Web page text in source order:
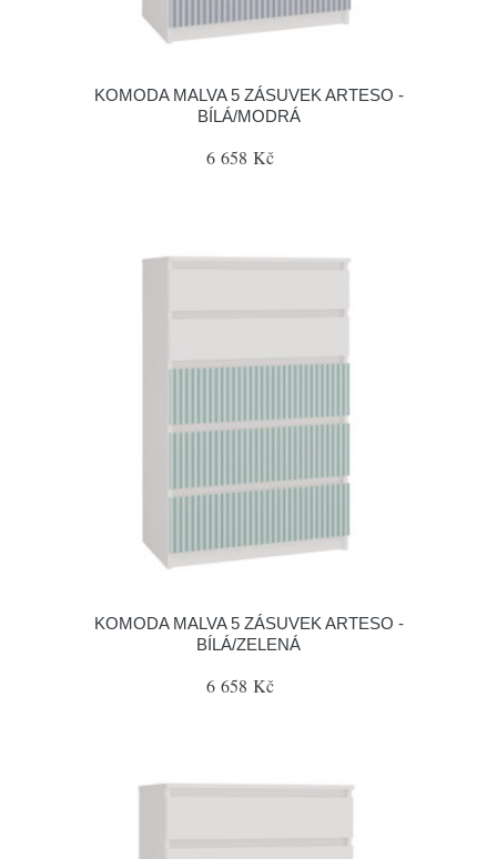
KOMODA MALVA 5 ZÁSUVEK ARTESO -
BÍLÁ/MODRÁ
6 658 Kč
KOMODA MALVA 5 ZÁSUVEK ARTESO -
BÍLÁ/ZELENÁ
6 658 Kč